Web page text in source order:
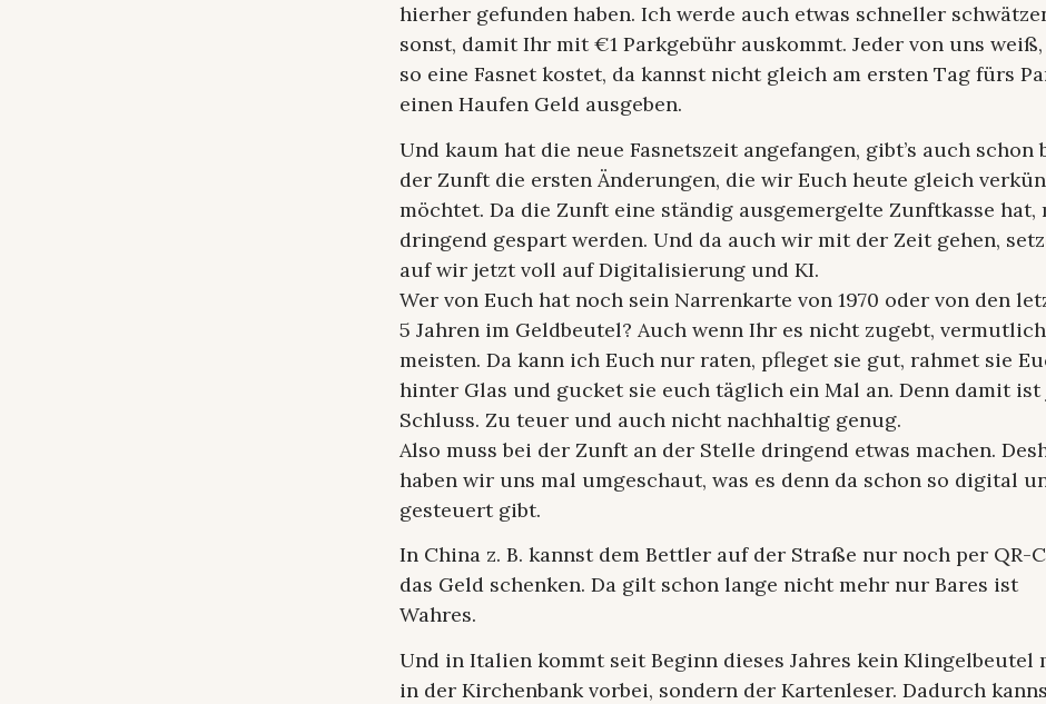
hierher gefunden haben. Ich werde auch etwas schneller
sonst, damit Ihr mit €1 Parkgebühr auskommt. Jeder von uns weiß,
so eine Fasnet kostet, da kannst nicht gleich am ersten Tag fürs
einen Haufen Geld ausgeben.
Und kaum hat die neue Fasnetszeit angefangen, gibt’s auch schon
der Zunft die ersten Änderungen, die wir Euch heute gleich
möchtet. Da die Zunft eine ständig ausgemergelte Zunftkasse hat,
dringend gespart werden. Und da auch wir mit der Zeit gehen,
auf wir jetzt voll auf Digitalisierung und KI.
Wer von Euch hat noch sein Narrenkarte von 1970 oder von den
5 Jahren im Geldbeutel? Auch wenn Ihr es nicht zugebt,
meisten. Da kann ich Euch nur raten, pfleget sie gut, rahmet sie
hinter Glas und gucket sie euch täglich ein Mal an. Denn damit
Schluss. Zu teuer und auch nicht nachhaltig genug.
Also muss bei der Zunft an der Stelle dringend etwas machen.
haben wir uns mal umgeschaut, was es denn da schon so digital
gesteuert gibt.
In China z. B. kannst dem Bettler auf der Straße nur noch per QR-
das Geld schenken. Da gilt schon lange nicht mehr nur Bares ist
Wahres.
Und in Italien kommt seit Beginn dieses Jahres kein Klingelbeutel
in der Kirchenbank vorbei, sondern der Kartenleser. Dadurch